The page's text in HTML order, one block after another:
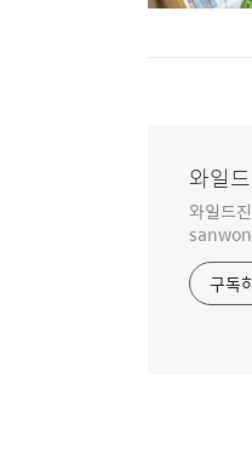
와일
와일드
구독